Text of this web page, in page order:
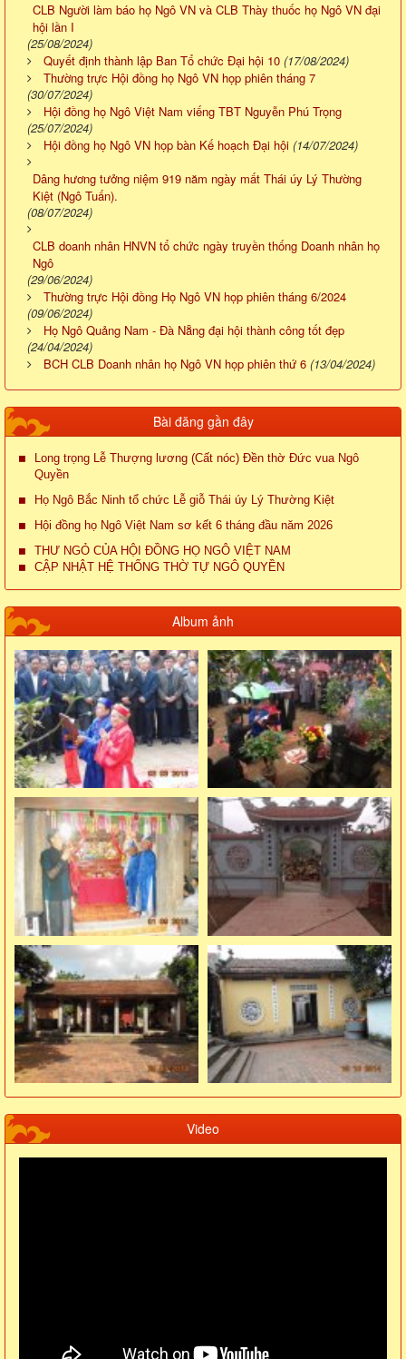
CLB Người làm báo họ Ngô VN và CLB Thày thuốc họ Ngô VN đại
hội lần I
(25/08/2024)
Quyết định thành lập Ban Tổ chức Đại hội 10 (17/08/2024)
Thường trực Hội đồng họ Ngô VN họp phiên tháng 7
(30/07/2024)
Hội đồng họ Ngô Việt Nam viếng TBT Nguyễn Phú Trọng
(25/07/2024)
Hội đồng họ Ngô VN họp bàn Kế hoạch Đại hội (14/07/2024)
Dâng hương tưởng niệm 919 năm ngày mất Thái úy Lý Thường
Kiệt (Ngô Tuấn).
(08/07/2024)
CLB doanh nhân HNVN tổ chức ngày truyền thống Doanh nhân họ
Ngô
(29/06/2024)
Thường trực Hội đồng Họ Ngô VN họp phiên tháng 6/2024
(09/06/2024)
Họ Ngô Quảng Nam - Đà Nẵng đại hội thành công tốt đẹp
(24/04/2024)
BCH CLB Doanh nhân họ Ngô VN họp phiên thứ 6 (13/04/2024)
Bài đăng gần đây
Long trọng Lễ Thượng lương (Cất nóc) Đền thờ Đức vua Ngô
Quyền
Họ Ngô Bắc Ninh tổ chức Lễ giỗ Thái úy Lý Thường Kiệt
Hội đồng họ Ngô Việt Nam sơ kết 6 tháng đầu năm 2026
THƯ NGỎ CỦA HỘI ĐỒNG HỌ NGÔ VIỆT NAM
CẬP NHẬT HỆ THỐNG THỜ TỰ NGÔ QUYỀN
Album ảnh
Video